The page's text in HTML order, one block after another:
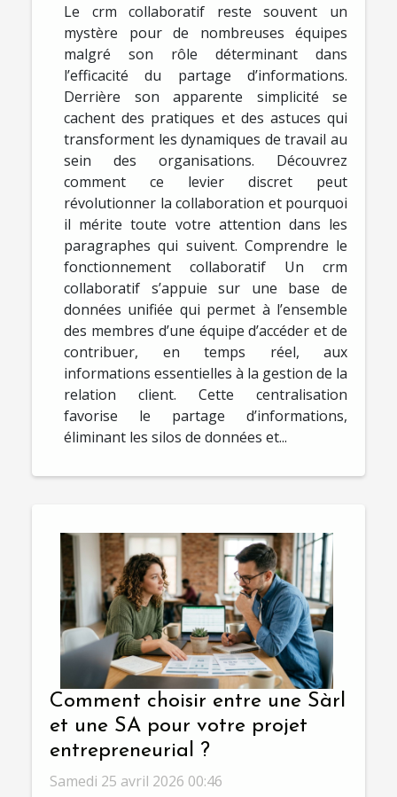
Le crm collaboratif reste souvent un
mystère pour de nombreuses équipes
malgré son rôle déterminant dans
l’efficacité du partage d’informations.
Derrière son apparente simplicité se
cachent des pratiques et des astuces qui
transforment les dynamiques de travail au
sein des organisations. Découvrez
comment ce levier discret peut
révolutionner la collaboration et pourquoi
il mérite toute votre attention dans les
paragraphes qui suivent. Comprendre le
fonctionnement collaboratif Un crm
collaboratif s’appuie sur une base de
données unifiée qui permet à l’ensemble
des membres d’une équipe d’accéder et de
contribuer, en temps réel, aux
informations essentielles à la gestion de la
relation client. Cette centralisation
favorise le partage d’informations,
éliminant les silos de données et...
Comment choisir entre une Sàrl
et une SA pour votre projet
entrepreneurial ?
Samedi 25 avril 2026 00:46